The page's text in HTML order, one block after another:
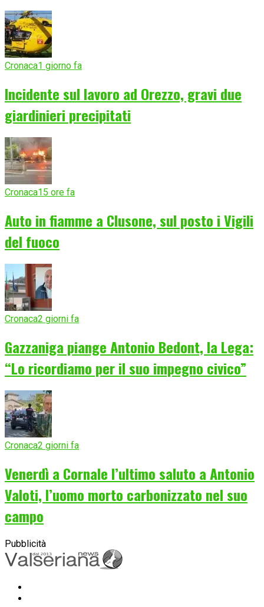
Cronaca1 giorno fa
Incidente sul lavoro ad Orezzo, gravi due
giardinieri precipitati
Cronaca15 ore fa
Auto in fiamme a Clusone, sul posto i Vigili
del fuoco
Cronaca2 giorni fa
Gazzaniga piange Antonio Bedont, la Lega:
“Lo ricordiamo per il suo impegno civico”
Cronaca2 giorni fa
Venerdì a Cornale l’ultimo saluto a Antonio
Valoti, l’uomo morto carbonizzato nel suo
campo
Pubblicità